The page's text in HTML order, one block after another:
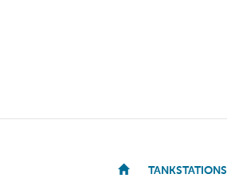
TANKSTATIONS